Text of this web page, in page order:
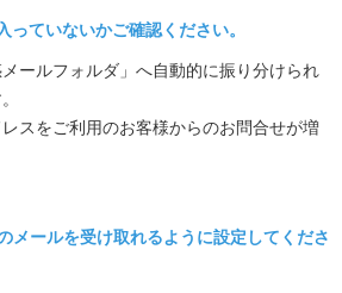
っていないかご確認ください。
ールフォルダ」へ自動的に振り分けられ
スをご利用のお客様からのお問合せが増
ールを受け取れるように設定してくださ